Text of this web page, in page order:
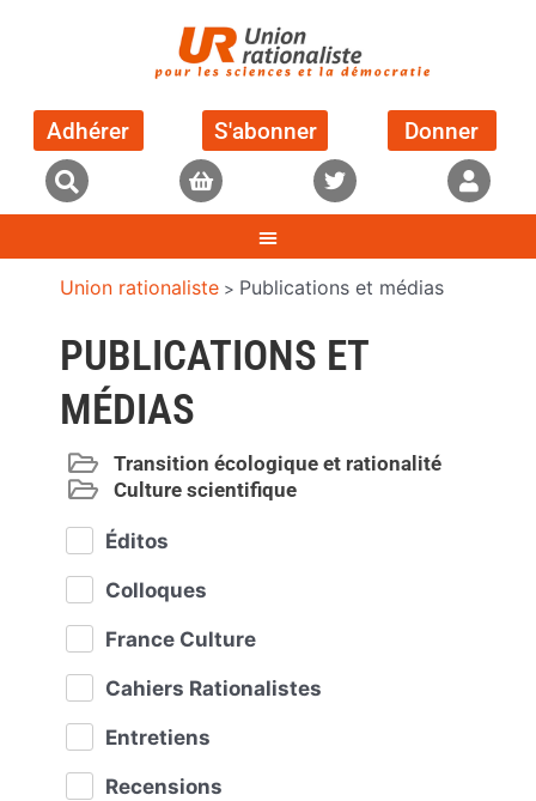
Adhérer S'abonner Donner
Union rationaliste > Publications et médias
PUBLICATIONS ET
MÉDIAS
Transition écologique et rationalité
Culture scientifique
Éditos
Colloques
France Culture
Cahiers Rationalistes
Entretiens
Recensions